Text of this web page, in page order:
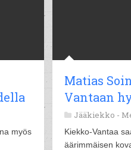
myös
Matias
Vantaan
Jääkiekko -
Kiekko-Vantaa
äärimmäisen